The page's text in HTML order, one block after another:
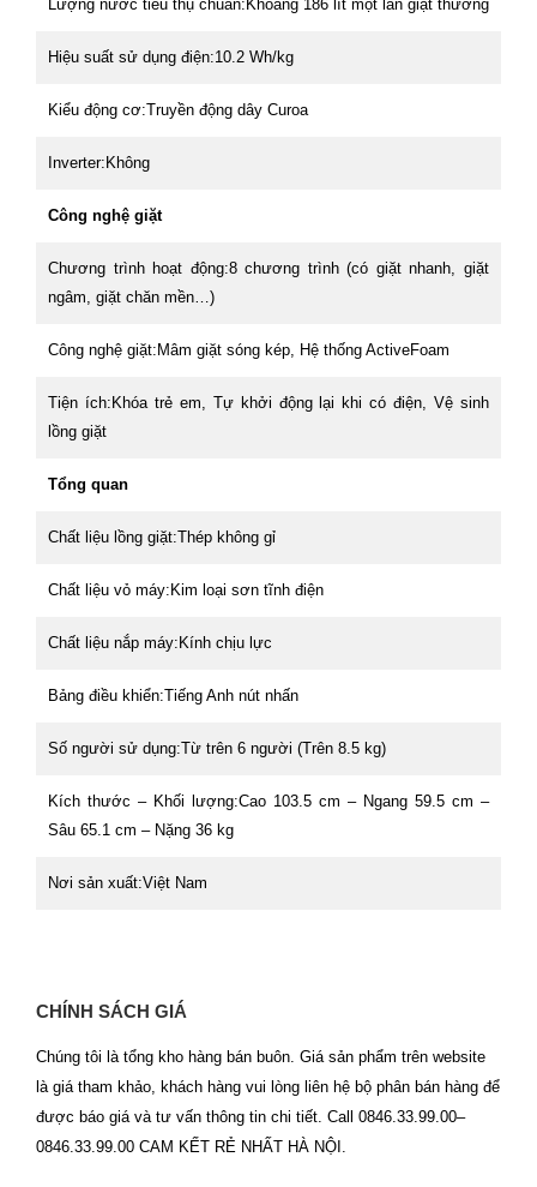
Lượng nước tiêu thụ chuẩn:Khoảng 186 lít một lần giặt thường
Hiệu suất sử dụng điện:10.2 Wh/kg
Kiểu động cơ:Truyền động dây Curoa
Inverter:Không
Công nghệ giặt
Chương trình hoạt động:8 chương trình (có giặt nhanh, giặt
ngâm, giặt chăn mền…)
Công nghệ giặt:Mâm giặt sóng kép, Hệ thống ActiveFoam
Tiện ích:Khóa trẻ em, Tự khởi động lại khi có điện, Vệ sinh
lồng giặt
Tổng quan
Chất liệu lồng giặt:Thép không gỉ
Chất liệu vỏ máy:Kim loại sơn tĩnh điện
Chất liệu nắp máy:Kính chịu lực
Bảng điều khiển:Tiếng Anh nút nhấn
Số người sử dụng:Từ trên 6 người (Trên 8.5 kg)
Kích thước – Khối lượng:Cao 103.5 cm – Ngang 59.5 cm –
Sâu 65.1 cm – Nặng 36 kg
Nơi sản xuất:Việt Nam
CHÍNH SÁCH GIÁ
Chúng tôi là tổng kho hàng bán buôn. Giá sản phẩm trên website
là giá tham khảo, khách hàng vui lòng liên hệ bộ phân bán hàng để
được báo giá và tư vấn thông tin chi tiết. Call 0846.33.99.00–
0846.33.99.00 CAM KẾT RẺ NHẤT HÀ NỘI.